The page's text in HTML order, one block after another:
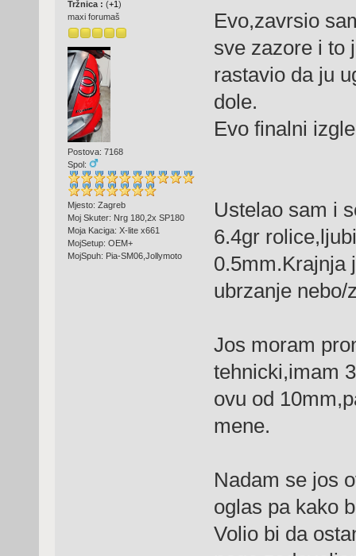
Tržnica : (+1)
maxi forumaš
Postova: 7168
Spol:
Mjesto: Zagreb
Moj Skuter: Nrg 180,2x SP180
Moja Kaciga: X-lite x661
MojSetup: OEM+
MojSpuh: Pia-SM06,Jollymoto
Evo,zavrsio
sve zazore i to
rastavio da ju
dole.
Evo finalni
Ustelao sam i
6.4gr
0.5mm.Krajnja
ubrzanje nebo/
Jos moram
tehnicki,imam
ovu od
mene.
Nadam se jos
oglas pa kako
Volio bi da